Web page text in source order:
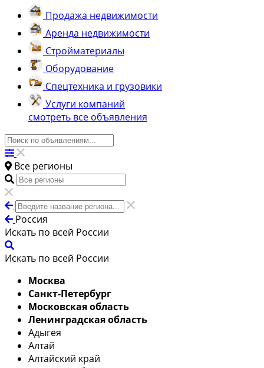
Продажа недвижимости
Аренда недвижимости
Стройматериалы
Оборудование
Спецтехника и грузовики
Услуги компаний
смотреть все объявления
Все регионы
Россия
Искать по всей России
Искать по всей России
Москва
Санкт-Петербург
Московская область
Ленинградская область
Адыгея
Алтай
Алтайский край